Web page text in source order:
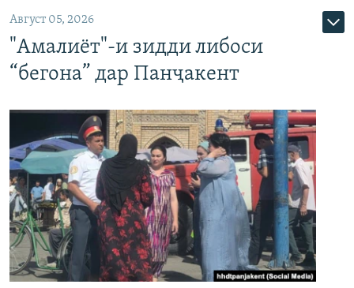
Август 05, 2026
"Амалиёт"-и зидди либоси
“бегона” дар Панҷакент